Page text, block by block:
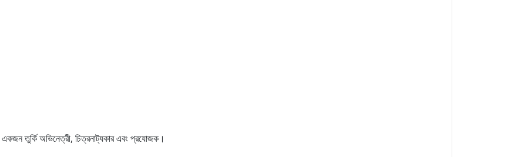
একজন তুর্কি অভিনেত্রী, চিত্রনাট্যকার এবং প্রযোজক।